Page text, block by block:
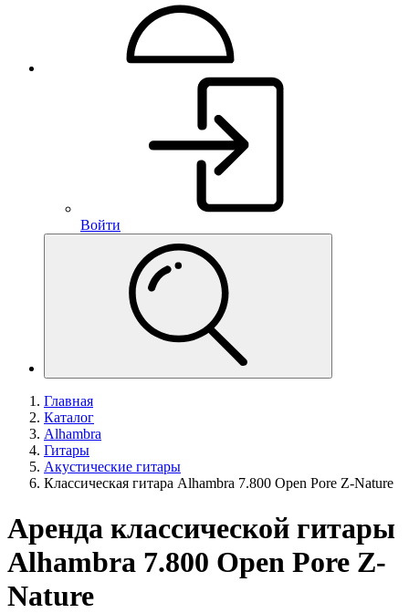
Войти
Главная
Каталог
Alhambra
Гитары
Акустические гитары
Классическая гитара Alhambra 7.800 Open Pore Z-Nature
Аренда классической гитары
Alhambra 7.800 Open Pore Z-
Nature